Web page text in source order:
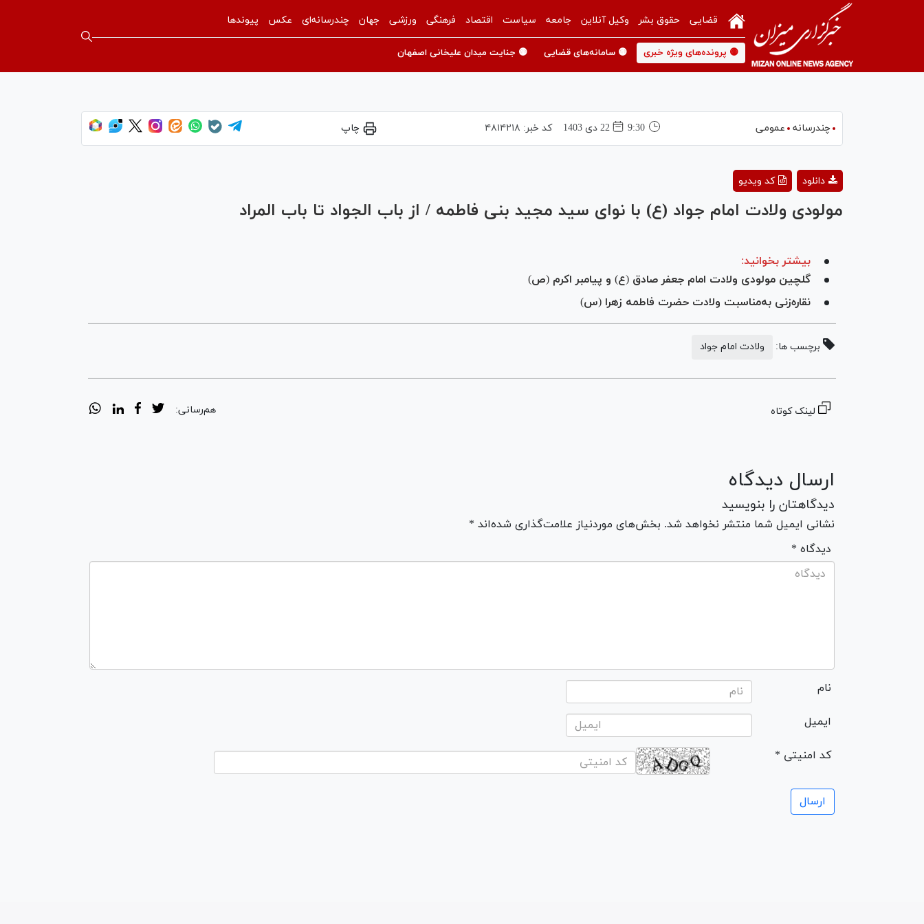
قضایی حقوق بشر وکیل آنلاین جامعه سیاست اقتصاد فرهنگی ورزشی جهان چندرسانه‌ای عکس پیوندها
🟡 پرونده‌های ویژه خبری 🟡 سامانه‌های قضایی 🟡 جنایت میدان علیخانی اصفهان
چندرسانه عمومی 9:30 22 دی 1403 کد خبر: ۴۸۱۴۲۱۸ چاپ
Video
کد ویدیو دانلود
مولودی ولادت امام جواد (ع) با نوای سید مجید بنی فاطمه / از باب الجواد تا باب المراد
بیشتر بخوانید:
گلچین مولودی ولادت امام جعفر صادق (ع) و پیامبر اکرم (ص)
نقاره‌زنی به‌مناسبت ولادت حضرت فاطمه زهرا (س)
برچسب ها: ولادت امام جواد
لینک کوتاه هم‌رسانی:
ارسال دیدگاه
دیدگاهتان را بنویسید
نشانی ایمیل شما منتشر نخواهد شد. بخش‌های موردنیاز علامت‌گذاری شده‌اند *
* دیدگاه
نام
ایمیل
* کد امنیتی